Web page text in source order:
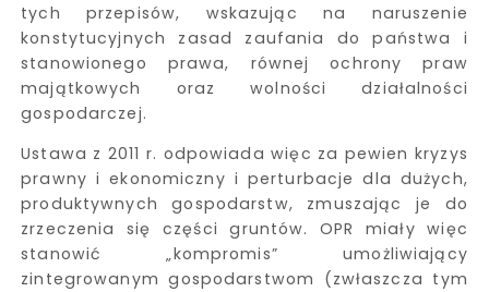
tych przepisów, wskazując na naruszenie
konstytucyjnych zasad zaufania do państwa i
stanowionego prawa, równej ochrony praw
majątkowych oraz wolności działalności
gospodarczej.
Ustawa z 2011 r. odpowiada więc za pewien kryzys
prawny i ekonomiczny i perturbacje dla dużych,
produktywnych gospodarstw, zmuszając je do
zrzeczenia się części gruntów. OPR miały więc
stanowić „kompromis” umożliwiający
zintegrowanym gospodarstwom (zwłaszcza tym